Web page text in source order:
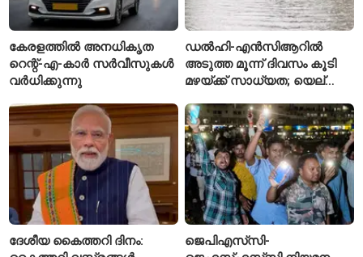
കേരളത്തിൽ അനധികൃത
റെന്റ്-എ-കാർ സർവീസുകൾ
വർധിക്കുന്നു
ഡൽഹി-എൻസിആറിൽ
അടുത്ത മൂന്ന് ദിവസം കൂടി
മഴയ്ക്ക് സാധ്യത; യെല്ലോ
ഐഎംഡി
ദേശീയ കൈത്തറി ദിനം:
ജെപിഎസ്‌സി-